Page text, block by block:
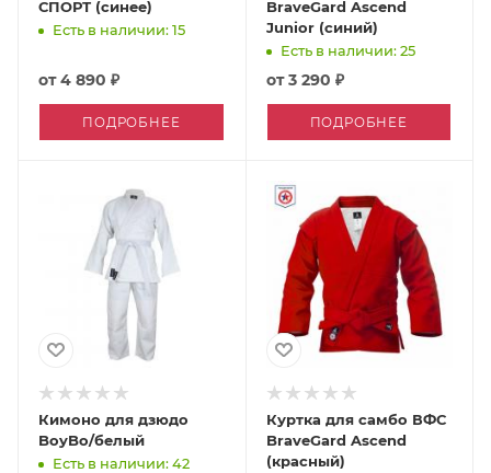
СПОРТ (синее)
Есть в наличии: 15
от4 890 ₽
ПОДРОБНЕЕ
BraveGard Ascend
Junior (синий)
Есть в наличии: 25
от3 290 ₽
ПОДРОБНЕЕ
Кимоно для дзюдо
BoyBo/белый
Есть в наличии: 42
Куртка для самбо ВФС
BraveGard Ascend
(красный)